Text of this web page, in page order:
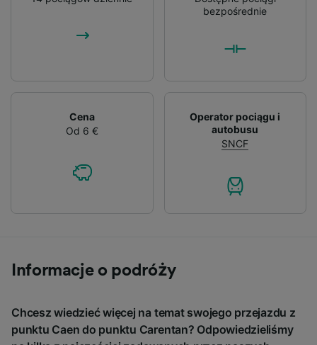
bezpośrednie
Cena
Od 6 €
Operator pociągu i
autobusu
SNCF
Informacje o podróży
Chcesz wiedzieć więcej na temat swojego przejazdu z
punktu Caen do punktu Carentan? Odpowiedzieliśmy